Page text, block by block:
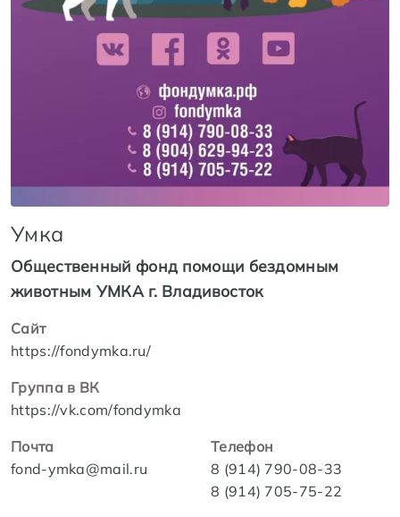
Умка
Общественный фонд помощи бездомным
животным УМКА г. Владивосток
Сайт
https://fondymka.ru/
Группа в ВК
https://vk.com/fondymka
Почта
fond-ymka@mail.ru
Телефон
8 (914) 790-08-33
8 (914) 705-75-22